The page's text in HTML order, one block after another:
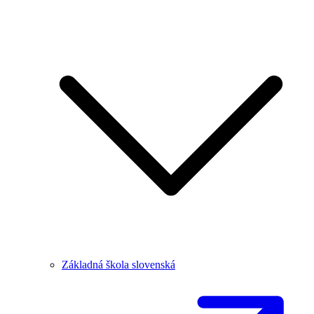
Základná škola slovenská